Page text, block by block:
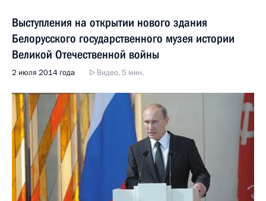
Выступления на открытии нового здания
Белорусского государственного музея истории
Великой Отечественной войны
2 июля 2014 года Видео, 5 мин.